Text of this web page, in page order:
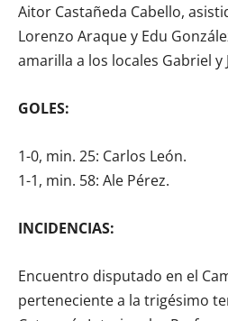
Aitor Castañeda Cabello,
Lorenzo Araque y Edu
amarilla a los locales Gabriel y
GOLES:
1-0, min. 25: Carlos León.
1-1, min. 58: Ale Pérez.
INCIDENCIAS:
Encuentro disputado en el
perteneciente a la trigésimo